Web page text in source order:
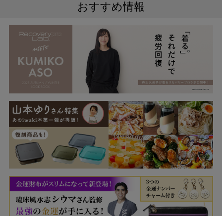
おすすめ情報